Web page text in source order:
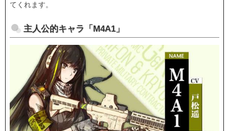
てくれます。
主人公的キャラ「M4A1」